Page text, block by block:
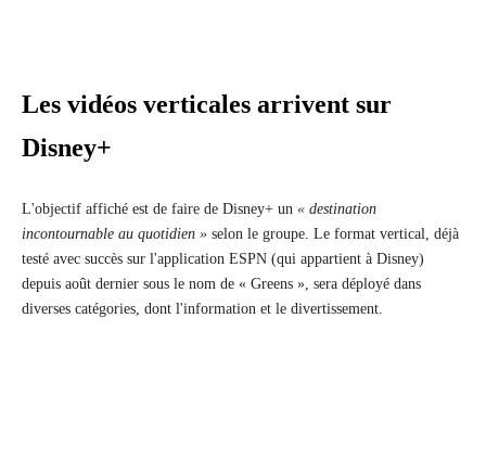
Les vidéos verticales arrivent sur
Disney+
L'objectif affiché est de faire de Disney+ un « destination
incontournable au quotidien » selon le groupe. Le format vertical, déjà
testé avec succès sur l'application ESPN (qui appartient à Disney)
depuis août dernier sous le nom de « Greens », sera déployé dans
diverses catégories, dont l'information et le divertissement.